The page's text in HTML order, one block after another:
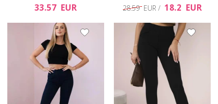
33.57 EUR
28.59 EUR / 18.2 EUR